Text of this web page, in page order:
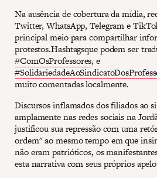
Na ausência de cobertura da mídia,
Twitter, WhatsApp, Telegram e
principal meio para compartilhar
protestos.Hashtagsque podem ser
#ComOsProfessores, e
muito comentadas localmente.
Discursos inflamados dos filiados ao
amplamente nas redes sociais na
justificou sua repressão com uma
ordem" ao mesmo tempo em que
não eram patrióticos, os
esta narrativa com seus próprios